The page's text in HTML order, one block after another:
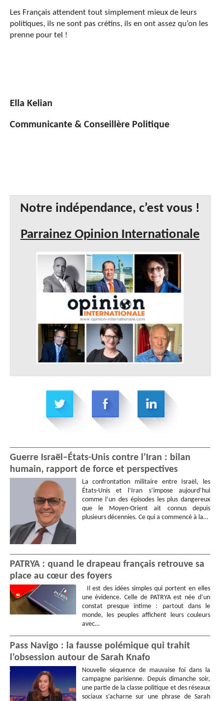
Les Français attendent tout simplement mieux de leurs
politiques, ils ne sont pas crétins, ils en ont assez qu’on les
prenne pour tel !
Ella Kelian
Communicante & Conseillère Politique
Notre indépendance, c’est vous !
Parrainez Opinion Internationale
Guerre Israël–États-Unis contre l’Iran : bilan
humain, rapport de force et perspectives
La confrontation militaire entre Israël, les
États-Unis et l’Iran s’impose aujourd’hui
comme l’un des épisodes les plus dangereux
que le Moyen-Orient ait connus depuis
plusieurs décennies. Ce qui a commencé à la…
PATRYA : quand le drapeau français retrouve sa
place au cœur des foyers
Il est des idées simples qui portent en elles
une évidence. Celle de PATRYA est née d’un
constat presque intime : partout dans le
monde, les peuples affichent leurs couleurs
avec…
Pass Navigo : la fausse polémique qui trahit
l’obsession autour de Sarah Knafo
Nouvelle séquence de mauvaise foi dans la
campagne parisienne. Depuis dimanche soir,
une partie de la classe politique et des réseaux
sociaux s’acharne sur une phrase de Sarah